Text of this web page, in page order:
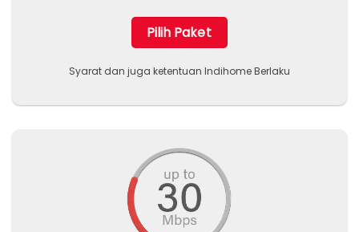
Pilih Paket
Syarat dan juga ketentuan Indihome Berlaku